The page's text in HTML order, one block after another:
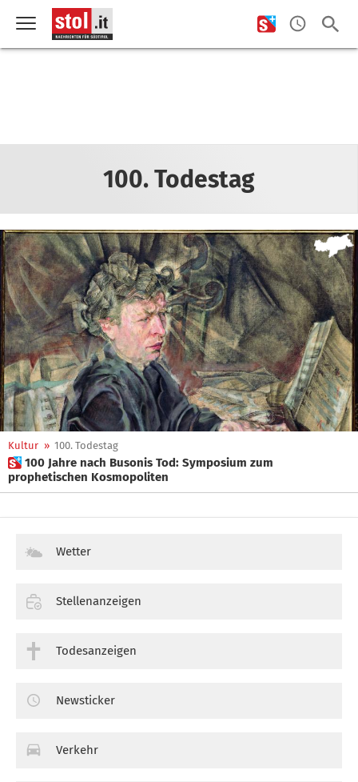
100. Todestag
Kultur » 100. Todestag
 100 Jahre nach Busonis Tod: Symposium zum
prophetischen Kosmopoliten
Wetter
Stellenanzeigen
Todesanzeigen
Newsticker
Verkehr